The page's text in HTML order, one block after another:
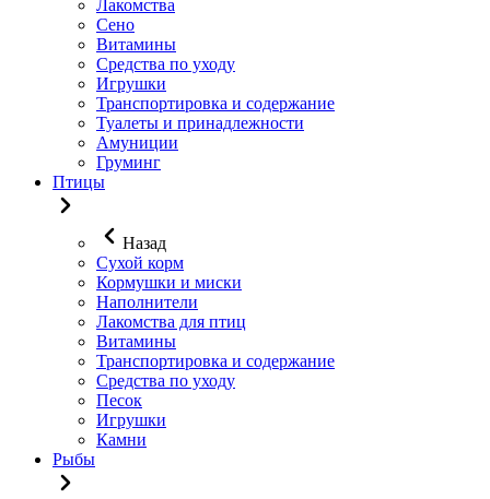
Лакомства
Сено
Витамины
Средства по уходу
Игрушки
Транспортировка и содержание
Туалеты и принадлежности
Амуниции
Груминг
Птицы
Назад
Сухой корм
Кормушки и миски
Наполнители
Лакомства для птиц
Витамины
Транспортировка и содержание
Средства по уходу
Песок
Игрушки
Камни
Рыбы